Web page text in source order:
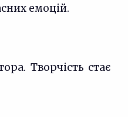
емоцій.
Творчість стає